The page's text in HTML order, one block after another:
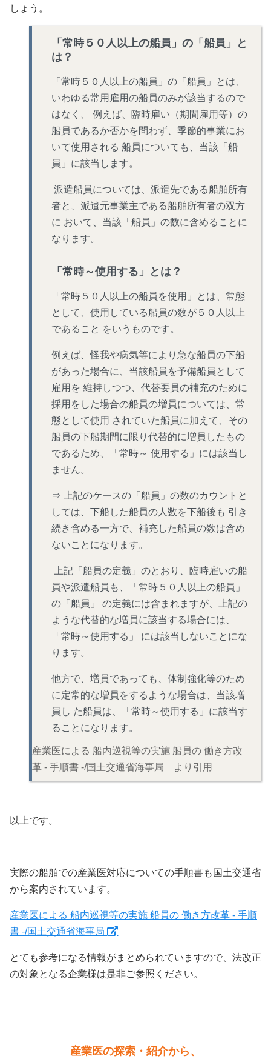
しょう。
「常時５０人以上の船員」の「船員」と
は？
「常時５０人以上の船員」の「船員」とは、
いわゆる常用雇用の船員のみが該当するので
はなく、 例えば、臨時雇い（期間雇用等）の
船員であるか否かを問わず、季節的事業にお
いて使用される 船員についても、当該「船
員」に該当します。
派遣船員については、派遣先である船舶所有
者と、派遣元事業主である船舶所有者の双方
に おいて、当該「船員」の数に含めることに
なります。
「常時～使用する」とは？
「常時５０人以上の船員を使用」とは、常態
として、使用している船員の数が５０人以上
であること をいうものです。
例えば、怪我や病気等により急な船員の下船
があった場合に、当該船員を予備船員として
雇用を 維持しつつ、代替要員の補充のために
採用をした場合の船員の増員については、常
態として使用 されていた船員に加えて、その
船員の下船期間に限り代替的に増員したもの
であるため、「常時～ 使用する」には該当し
ません。
⇒ 上記のケースの「船員」の数のカウントと
しては、下船した船員の人数を下船後も 引き
続き含める一方で、補充した船員の数は含め
ないことになります。
上記「船員の定義」のとおり、臨時雇いの船
員や派遣船員も、「常時５０人以上の船員」
の「船員」 の定義には含まれますが、上記の
ような代替的な増員に該当する場合には、
「常時～使用する」 には該当しないことにな
ります。
他方で、増員であっても、体制強化等のため
に定常的な増員をするような場合は、当該増
員し た船員は、「常時～使用する」に該当す
ることになります。
産業医による 船内巡視等の実施 船員の 働き方改
革 - 手順書 -/国土交通省海事局 より引用
以上です。
実際の船舶での産業医対応についての手順書も国土交通省
から案内されています。
産業医による 船内巡視等の実施 船員の 働き方改革 - 手順
書 -/国土交通省海事局
とても参考になる情報がまとめられていますので、法改正
の対象となる企業様は是非ご参照ください。
産業医の探索・紹介から、